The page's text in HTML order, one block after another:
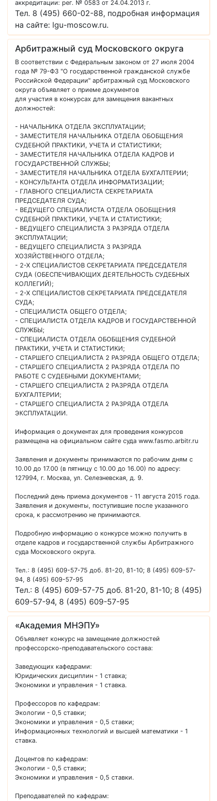
аккредитации: рег. № 0583 от 24.04.2013 г.
Тел. 8 (495) 660-02-88, подробная информация
на сайте: lgu-moscow.ru.
Арбитражный суд Московского округа
В соответствии с Федеральным законом от 27 июля 2004
года № 79-ФЗ "О государственной гражданской службе
Российской Федерации" арбитражный суд Московского
округа объявляет о приеме документов
для участия в конкурсах для замещения вакантных
должностей:
- НАЧАЛЬНИКА ОТДЕЛА ЭКСПЛУАТАЦИИ;
- ЗАМЕСТИТЕЛЯ НАЧАЛЬНИКА ОТДЕЛА ОБОБЩЕНИЯ
СУДЕБНОЙ ПРАКТИКИ, УЧЕТА И СТАТИСТИКИ;
- ЗАМЕСТИТЕЛЯ НАЧАЛЬНИКА ОТДЕЛА КАДРОВ И
ГОСУДАРСТВЕННОЙ СЛУЖБЫ;
- ЗАМЕСТИТЕЛЯ НАЧАЛЬНИКА ОТДЕЛА БУХГАЛТЕРИИ;
- КОНСУЛЬТАНТА ОТДЕЛА ИНФОРМАТИЗАЦИИ;
- ГЛАВНОГО СПЕЦИАЛИСТА СЕКРЕТАРИАТА
ПРЕДСЕДАТЕЛЯ СУДА;
- ВЕДУЩЕГО СПЕЦИАЛИСТА ОТДЕЛА ОБОБЩЕНИЯ
СУДЕБНОЙ ПРАКТИКИ, УЧЕТА И СТАТИСТИКИ;
- ВЕДУЩЕГО СПЕЦИАЛИСТА 3 РАЗРЯДА ОТДЕЛА
ЭКСПЛУАТАЦИИ;
- ВЕДУЩЕГО СПЕЦИАЛИСТА 3 РАЗРЯДА
ХОЗЯЙСТВЕННОГО ОТДЕЛА;
- 2-Х СПЕЦИАЛИСТОВ СЕКРЕТАРИАТА ПРЕДСЕДАТЕЛЯ
СУДА (ОБЕСПЕЧИВАЮЩИХ ДЕЯТЕЛЬНОСТЬ СУДЕБНЫХ
КОЛЛЕГИЙ);
- 2-Х СПЕЦИАЛИСТОВ СЕКРЕТАРИАТА ПРЕДСЕДАТЕЛЯ
СУДА;
- СПЕЦИАЛИСТА ОБЩЕГО ОТДЕЛА;
- СПЕЦИАЛИСТА ОТДЕЛА КАДРОВ И ГОСУДАРСТВЕННОЙ
СЛУЖБЫ;
- СПЕЦИАЛИСТА ОТДЕЛА ОБОБЩЕНИЯ СУДЕБНОЙ
ПРАКТИКИ, УЧЕТА И СТАТИСТИКИ;
- СТАРШЕГО СПЕЦИАЛИСТА 2 РАЗРЯДА ОБЩЕГО ОТДЕЛА;
- СТАРШЕГО СПЕЦИАЛИСТА 2 РАЗРЯДА ОТДЕЛА ПО
РАБОТЕ С СУДЕБНЫМИ ДОКУМЕНТАМИ;
- СТАРШЕГО СПЕЦИАЛИСТА 2 РАЗРЯДА ОТДЕЛА
БУХГАЛТЕРИИ;
- СТАРШЕГО СПЕЦИАЛИСТА 2 РАЗРЯДА ОТДЕЛА
ЭКСПЛУАТАЦИИ.
Информация о документах для проведения конкурсов
размещена на официальном сайте суда www.fasmo.arbitr.ru
Заявления и документы принимаются по рабочим дням с
10.00 до 17.00 (в пятницу с 10.00 до 16.00) по адресу:
127994, г. Москва, ул. Селезневская, д. 9.
Последний день приема документов - 11 августа 2015 года.
Заявления и документы, поступившие после указанного
срока, к рассмотрению не принимаются.
Подробную информацию о конкурсе можно получить в
отделе кадров и государственной службы Арбитражного
суда Московского округа.
Тел.: 8 (495) 609-57-75 доб. 81-20, 81-10; 8 (495) 609-57-
94, 8 (495) 609-57-95
Тел.: 8 (495) 609-57-75 доб. 81-20, 81-10; 8 (495)
609-57-94, 8 (495) 609-57-95
«Академия МНЭПУ»
Объявляет конкурс на замещение должностей
профессорско-преподавательского состава:
Заведующих кафедрами:
Юридических дисциплин - 1 ставка;
Экономики и управления - 1 ставка.
Профессоров по кафедрам:
Экологии - 0,5 ставки;
Экономики и управления - 0,5 ставки;
Информационных технологий и высшей математики - 1
ставка.
Доцентов по кафедрам:
Экологии - 0,5 ставки;
Экономики и управления - 0,5 ставки.
Преподавателей по кафедрам: